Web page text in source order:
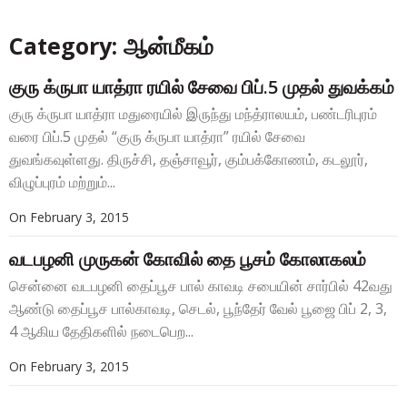
Category: ஆன்மீகம்
குரு க்ருபா யாத்ரா ரயில் சேவை பிப்.5 முதல் துவக்கம்
குரு க்ருபா யாத்ரா மதுரையில் இருந்து மந்த்ராலயம், பண்டரிபுரம்
வரை பிப்.5 முதல் “குரு க்ருபா யாத்ரா” ரயில் சேவை
துவங்கவுள்ளது. திருச்சி, தஞ்சாவூர், கும்பக்கோணம், கடலூர்,
விழுப்புரம் மற்றும்...
On February 3, 2015
வடபழனி முருகன் கோவில் தை பூசம் கோலாகலம்
சென்னை வடபழனி தைப்பூச பால் காவடி சபையின் சார்பில் 42வது
ஆண்டு தைப்பூச பால்காவடி, செடல், பூந்தேர் வேல் பூஜை பிப் 2, 3,
4 ஆகிய தேதிகளில் நடைபெற...
On February 3, 2015